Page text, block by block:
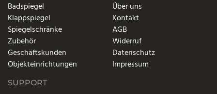
Badspiegel
Klappspiegel
Spiegelschränke
Zubehör
Geschäftskunden
Objekteinrichtungen
Über uns
Kontakt
AGB
Widerruf
Datenschutz
Impressum
SUPPORT